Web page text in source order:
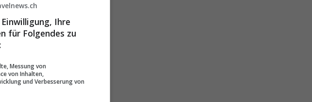
Ihre
für Folgendes zu
Messung von
von Inhalten,
und Verbesserung von